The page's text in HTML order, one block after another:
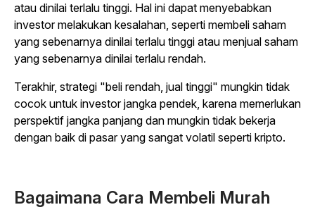
atau dinilai terlalu tinggi. Hal ini dapat menyebabkan
investor melakukan kesalahan, seperti membeli saham
yang sebenarnya dinilai terlalu tinggi atau menjual saham
yang sebenarnya dinilai terlalu rendah.
Terakhir, strategi "beli rendah, jual tinggi" mungkin tidak
cocok untuk investor jangka pendek, karena memerlukan
perspektif jangka panjang dan mungkin tidak bekerja
dengan baik di pasar yang sangat volatil seperti kripto.
Bagaimana Cara Membeli Murah